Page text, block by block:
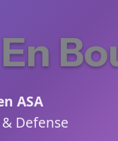
ASA
Defense